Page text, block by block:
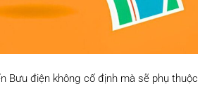
Bưu điện không cố định mà sẽ phụ thuộc